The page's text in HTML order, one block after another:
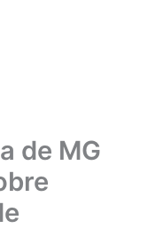
de MG